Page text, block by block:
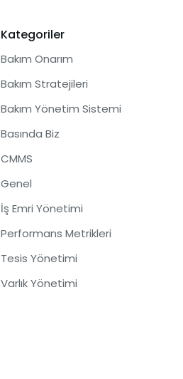
Kategoriler
Bakım Onarım
Bakım Stratejileri
Bakım Yönetim Sistemi
Basında Biz
CMMS
Genel
İş Emri Yönetimi
Performans Metrikleri
Tesis Yönetimi
Varlık Yönetimi